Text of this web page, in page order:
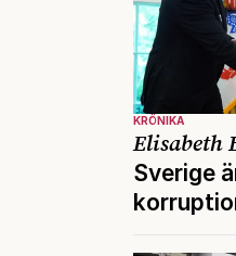
KRÖNIKA
Elisabeth
Sverige